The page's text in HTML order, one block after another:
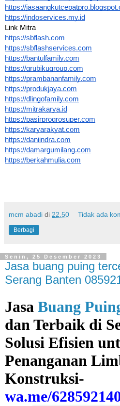
https://
https://indoservices.my.id
Link Mitra
https://sbflash.com
https://sbflashservices.com
https://bantulfamily.com
https://grubikugroup.com
https://prambananfamily.com
https://produkjaya.com
https://dlingofamily.com
https://mitrakarya.id
https://pasirprogrosuper.com
https://karyarakyat.com
https://daniindra.com
https://damargumilang.com
https://berkahmulia.com
mcm abadi di 22.50 Tidak ada
Berbagi
Senin, 25 Desember 2023
Jasa buang puing
Serang Banten
Jasa Buang
dan Terbaik di
Solusi Efisien
Penanganan
Konstruksi-
wa.me/